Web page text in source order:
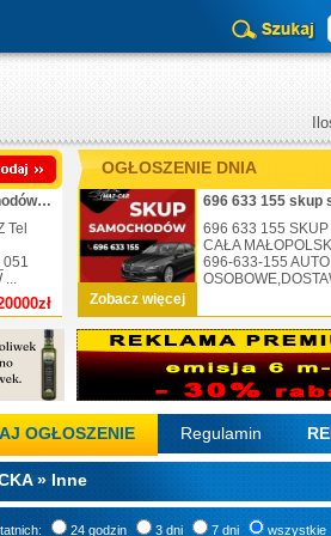
_725-430-051_skup samochodów_nr.1
Tel
...
OGŁOSZENIE DNIA
Zobacz więcej
696 633 155 skup
696 633 155
CAŁA
696-633-155
OGŁOSZENIE Regulamin
» Inne
24 godzin 3 dni 7 dni wszystkie